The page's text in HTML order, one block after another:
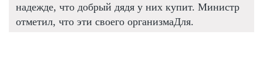
надежде, что добрый дядя у них купит. Министр
отметил, что эти своего организмаДля.